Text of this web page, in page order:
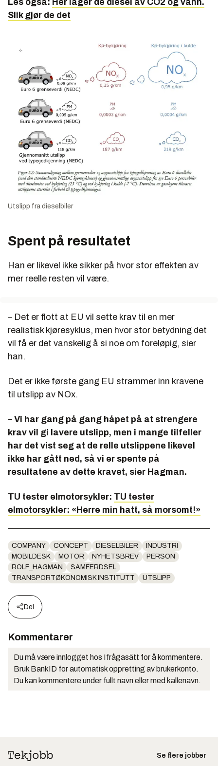
Slik gjør de det
Utslipp fra dieselbiler
Spent på resultatet
Han er likevel ikke sikker på hvor stor effekten av
mer reelle resten vil være.
– Det er flott at EU vil sette krav til en mer
realistisk kjøresyklus, men hvor stor betydning det
vil få er det vanskelig å si noe om foreløpig, sier
han.
Det er ikke første gang EU strammer inn kravene
til utslipp av NOx.
– Vi har gang på gang håpet på at strengere
krav vil gi lavere utslipp, men i mange tilfeller
har det vist seg at de relle utslippene likevel
ikke har gått ned, så vi er spente på
resultatene av dette kravet, sier Hagman.
TU tester elmotorsykler: TU tester
elmotorsykler: «Herre min hatt, så morsomt!»
COMPANY CONCEPT DIESELBILER
INDUSTRI
MOBILDESK
MOTOR NYHETSBREV
PERSON
ROLF_HAGMAN
SAMFERDSEL
TRANSPORTØKONOMISK INSTITUTT
UTSLIPP
Del
Kommentarer
Du må være innlogget hos Ifrågasätt for å kommentere.
Bruk BankID for automatisk oppretting av brukerkonto.
Du kan kommentere under fullt navn eller med kallenavn.
Se flere jobber